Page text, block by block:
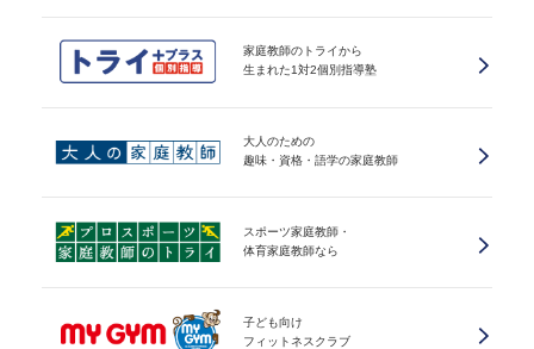
家庭教師のトライから
生まれた1対2個別指導塾
大人のための
趣味・資格・語学の家庭教師
スポーツ家庭教師・
体育家庭教師なら
子ども向け
フィットネスクラブ